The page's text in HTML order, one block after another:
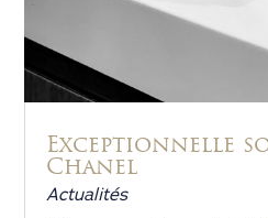
Exceptionnelle
Chanel
Actualités